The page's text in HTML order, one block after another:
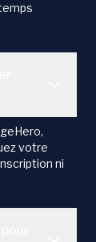
votre
ni